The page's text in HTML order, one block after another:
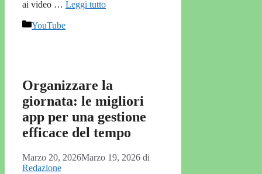
ai video … Leggi tutto
Categorie
YouTube
Organizzare la
giornata: le migliori
app per una gestione
efficace del tempo
Marzo 20, 2026Marzo 19, 2026 di
Redazione